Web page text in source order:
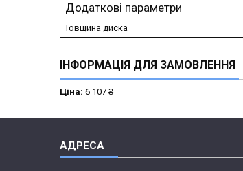
Додаткові параметри
Товщина диска
ІНФОРМАЦІЯ ДЛЯ ЗАМОВЛЕННЯ
Ціна: 6 107 ₴